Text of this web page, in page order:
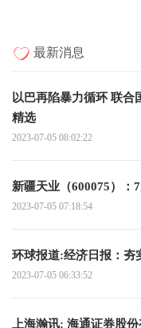
最新消息
以巴再陷暴力循环 联合
精选
2023-07-05 08:02:22
新疆天业（600075）：
2023-07-05 07:18:54
环球报道:经济日报：夯
2023-07-05 06:33:52
上海瀚讯: 海通证券股